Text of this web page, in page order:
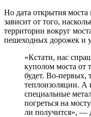
Но дата открытия
зависит от того,
территории вокруг
пешеходных дорожек и
«Кстати, нас
куполом моста от
будет. Во-первых,
теплоизоляции. А
специальные
погреться на
ли получится», —